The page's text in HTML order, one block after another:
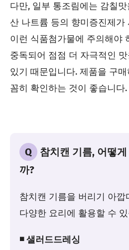
다만, 일부 통조림에는 감칠
산 나트륨 등의 향미증진제가
이런 식품첨가물에 주의해야
중독되어 점점 더 자극적인
있기 때문입니다. 제품을 구
꼼히 확인하는 것이 좋습니다.
Q
참치캔 기름, 어떻
까?
참치캔 기름을 버리기 아깝
다양한 요리에 활용할 수
◾ 샐러드드레싱